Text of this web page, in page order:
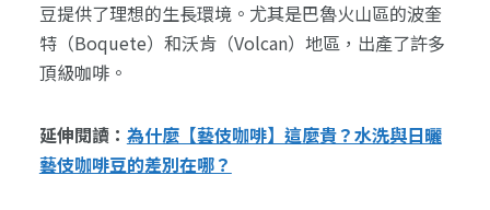
豆提供了理想的生長環境。尤其是巴魯火山區的波奎
特（Boquete）和沃肯（Volcan）地區，出產了許多
頂級咖啡。
延伸閱讀： 為什麼【藝伎咖啡】這麼貴？水洗與日曬
藝伎咖啡豆的差別在哪？